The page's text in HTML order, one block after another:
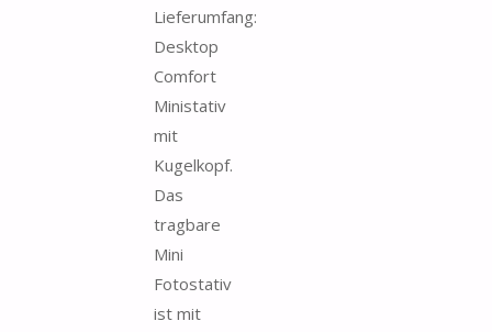
Lieferumfang:
Desktop
Comfort
Ministativ
mit
Kugelkopf.
Das
tragbare
Mini
Fotostativ
ist mit